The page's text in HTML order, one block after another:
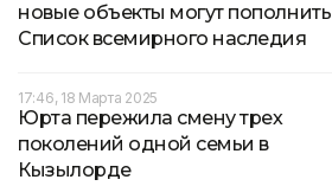
новые объекты могут пополнить
Список всемирного наследия
17:46, 18 Марта 2025
Юрта пережила смену трех
поколений одной семьи в
Кызылорде